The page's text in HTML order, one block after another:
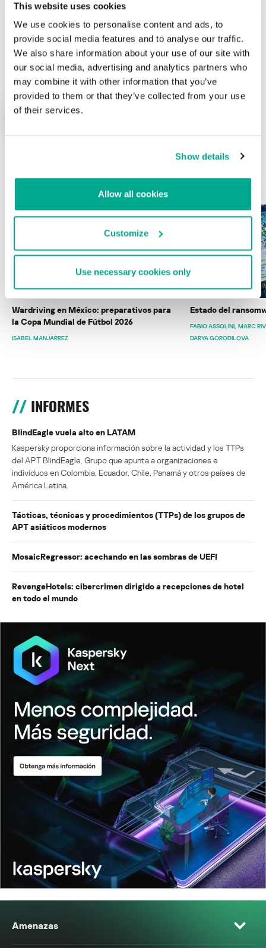
This website uses cookies
We use cookies to personalise content and ads, to
provide social media features and to analyse our traffic.
We also share information about your use of our site with
our social media, advertising and analytics partners who
may combine it with other information that you’ve
provided to them or that they’ve collected from your use
of their services.
Show details
Allow all cookies
Customize
Use necessary cookies only
Nombre* Correo electrónico *
ÚLTIMAS PUBLICACIONES
Wardriving en México: preparativos para
la Copa Mundial de Fútbol 2026
ISABEL MANJARREZ
Estado del
FABIO ASSOLINI MARC
DARYA GORODILOVA
INFORMES
BlindEagle vuela alto en LATAM
Kaspersky proporciona información sobre la actividad y los TTPs
del APT BlindEagle. Grupo que apunta a organizaciones e
individuos en Colombia, Ecuador, Chile, Panamá y otros países de
América Latina.
Tácticas, técnicas y procedimientos (TTPs) de los grupos de
APT asiáticos modernos
MosaicRegressor: acechando en las sombras de UEFI
RevengeHotels: cibercrimen dirigido a recepciones de hotel
en todo el mundo
Amenazas